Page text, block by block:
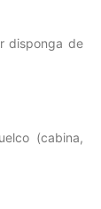
disponga de
(cabina,